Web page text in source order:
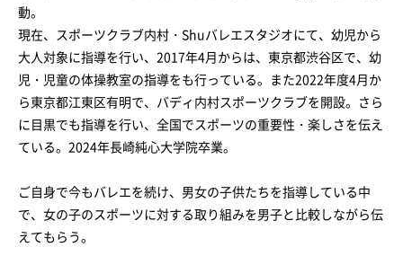
動。
現在、スポーツクラブ内村・Shuバレエスタジオにて、幼児から
大人対象に指導を行い、2017年4月からは、東京都渋谷区で、幼
児・児童の体操教室の指導をも行っている。また2022年度4月か
ら東京都江東区有明で、バディ内村スポーツクラブを開設。さら
に目黒でも指導を行い、全国でスポーツの重要性・楽しさを伝え
ている。2024年長崎純心大学院卒業。
ご自身で今もバレエを続け、男女の子供たちを指導している中
で、女の子のスポーツに対する取り組みを男子と比較しながら伝
えてもらう。